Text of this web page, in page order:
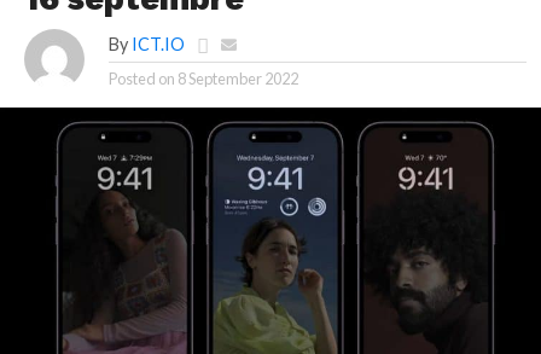
By ICT.IO
Posted on 8 September 2022